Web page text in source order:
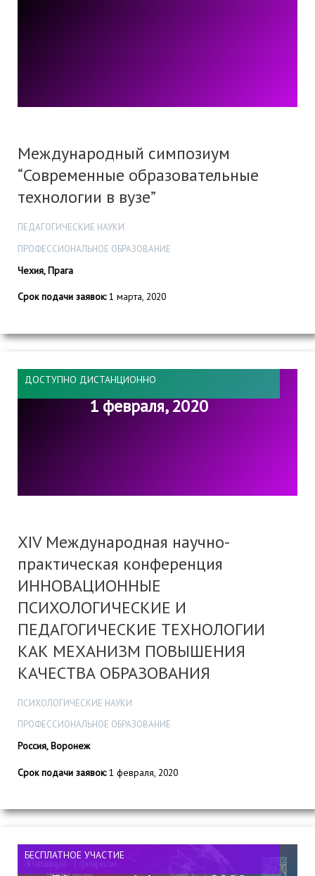
Международный симпозиум
“Современные образовательные
технологии в вузе”
ПЕДАГОГИЧЕСКИЕ НАУКИ
ПРОФЕССИОНАЛЬНОЕ ОБРАЗОВАНИЕ
Чехия, Прага
Срок подачи заявок:1 марта, 2020
ДОСТУПНО ДИСТАНЦИОННО
1 февраля, 2020
XIV Международная научно-
практическая конференция
ИННОВАЦИОННЫЕ
ПСИХОЛОГИЧЕСКИЕ И
ПЕДАГОГИЧЕСКИЕ ТЕХНОЛОГИИ
КАК МЕХАНИЗМ ПОВЫШЕНИЯ
КАЧЕСТВА ОБРАЗОВАНИЯ
ПСИХОЛОГИЧЕСКИЕ НАУКИ
ПРОФЕССИОНАЛЬНОЕ ОБРАЗОВАНИЕ
Россия, Воронеж
Срок подачи заявок:1 февраля, 2020
БЕСПЛАТНОЕ УЧАСТИЕ